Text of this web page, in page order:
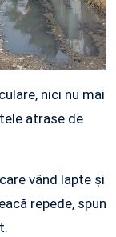
nici nu mai
atrase de
vând lapte și
repede, spun